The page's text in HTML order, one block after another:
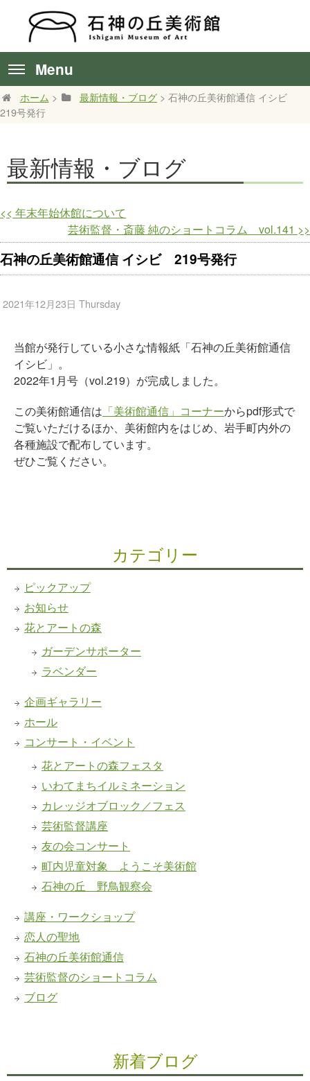
Menu
ホーム > 最新情報・ブログ > 石神の丘美術館通信 イシビ
219号発行
最新情報・ブログ
<< 年末年始休館について
芸術監督・斎藤 純のショートコラム vol.141 >>
石神の丘美術館通信 イシビ 219号発行
2021年12月23日 Thursday
当館が発行している小さな情報紙「石神の丘美術館通信
イシビ」。
2022年1月号（vol.219）が完成しました。
この美術館通信は 「美術館通信」コーナーからpdf形式で
ご覧いただけるほか、美術館内をはじめ、岩手町内外の
各種施設で配布しています。
ぜひご覧ください。
カテゴリー
ピックアップ
お知らせ
花とアートの森
ガーデンサポーター
ラベンダー
企画ギャラリー
ホール
コンサート・イベント
花とアートの森フェスタ
いわてまちイルミネーション
カレッジオブロック／フェス
芸術監督講座
友の会コンサート
町内児童対象 ようこそ美術館
石神の丘 野鳥観察会
講座・ワークショップ
恋人の聖地
石神の丘美術館通信
芸術監督のショートコラム
ブログ
新着ブログ